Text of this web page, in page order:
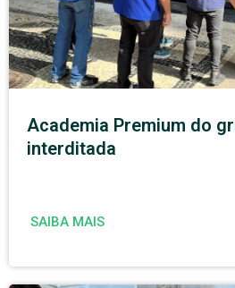
Academia Premium do
interditada
SAIBA MAIS